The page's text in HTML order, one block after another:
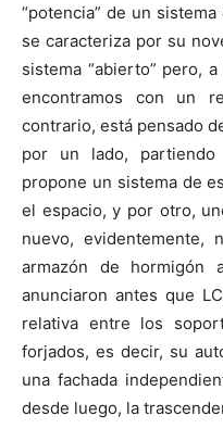
“potencia” de un
se caracteriza por su
sistema “abierto” pero,
encontramos con un
contrario, está pensado
por un lado,
propone un sistema de
el espacio, y por otro,
nuevo, evidentemente,
armazón de hormigón
anunciaron antes que
relativa entre los
forjados, es decir, su
una fachada
desde luego, la